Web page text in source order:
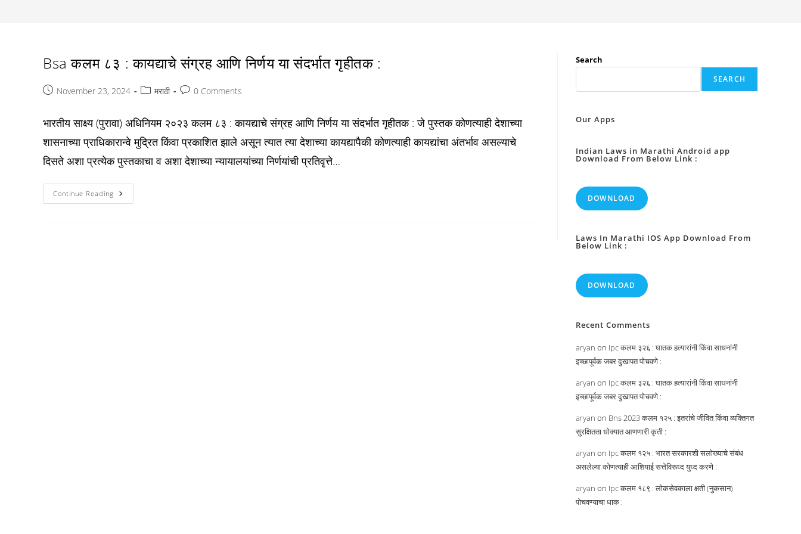
Bsa कलम ८३ : कायद्याचे संग्रह आणि निर्णय या संदर्भात गृहीतक :
PostNovember 23, 2024
Postमराठी
Post0 Comments
भारतीय साक्ष्य (पुरावा) अधिनियम २०२३ कलम ८३ : कायद्याचे संग्रह आणि निर्णय या संदर्भात गृहीतक : जे पुस्तक कोणत्याही देशाच्या
शासनाच्या प्राधिकारान्वे मुद्रित किंवा प्रकाशित झाले असून त्यात त्या देशाच्या कायद्यापैकी कोणत्याही कायद्यांचा अंतर्भाव असल्याचे
दिसते अशा प्रत्येक पुस्तकाचा व अशा देशाच्या न्यायालयांच्या निर्णयांची प्रतिवृत्ते…
Continue Reading Bsa
कलम
Search
SEARCH
Our Apps
Indian Laws in Marathi Android app
Download From Below Link :
DOWNLOAD
Laws In Marathi IOS App Download From
Below Link :
DOWNLOAD
Recent Comments
aryan on Ipc कलम ३२६ : घातक हत्यारांनी किंवा साधनांनी
इच्छापूर्वक जबर दुखापत पोचवणे :
aryan on Ipc कलम ३२६ : घातक हत्यारांनी किंवा साधनांनी
इच्छापूर्वक जबर दुखापत पोचवणे :
aryan on Bns 2023 कलम १२५ : इतरांचे जीवित किंवा व्यक्तिगत
सुरक्षितता धोक्यात आणणारी कृती :
aryan on Ipc कलम १२५ : भारत सरकारशी सलोख्याचे संबंध
असलेल्या कोणत्याही आशियाई सत्तेविरूध्द युध्द करणे :
aryan on Ipc कलम १८९ : लोकसेवकाला क्षती (नुकसान)
पोचवण्याचा धाक :